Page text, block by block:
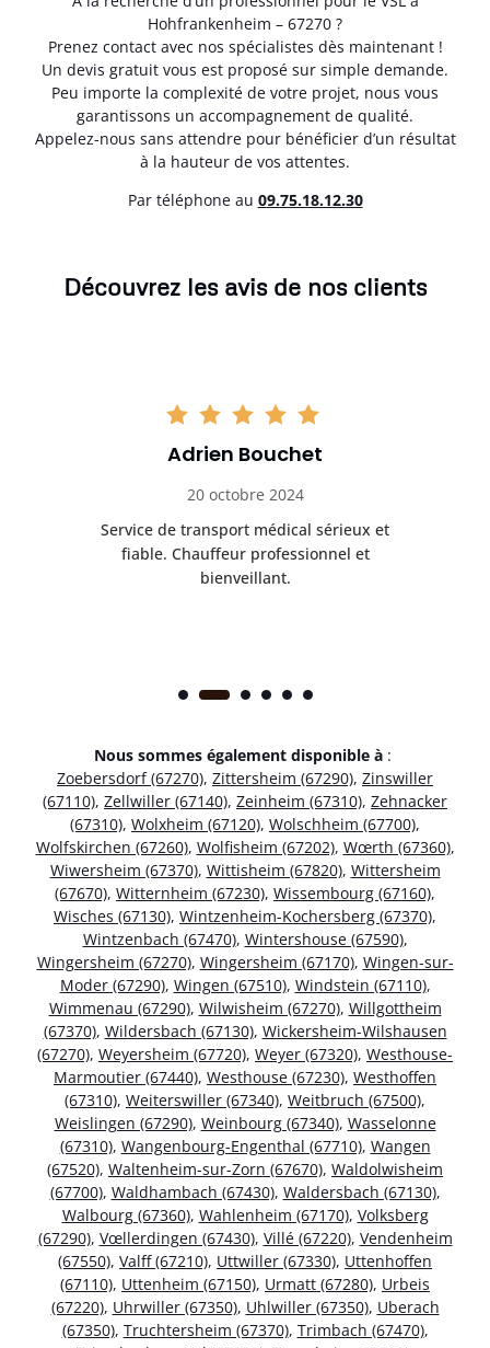
Hohfrankenheim – 67270 ?
Prenez contact avec nos spécialistes dès maintenant !
Un devis gratuit vous est proposé sur simple demande.
Peu importe la complexité de votre projet, nous vous
garantissons un accompagnement de qualité.
Appelez-nous sans attendre pour bénéficier d’un résultat
à la hauteur de vos attentes.
Par téléphone au 09.75.18.12.30
Découvrez les avis de nos clients
Adrien Bouchet
20 octobre 2024
Service de transport médical sérieux et
fiable. Chauffeur professionnel et
bienveillant.
Nous sommes également disponible à :
Zoebersdorf (67270), Zittersheim (67290), Zinswiller
(67110), Zellwiller (67140), Zeinheim (67310), Zehnacker
(67310), Wolxheim (67120), Wolschheim (67700),
Wolfskirchen (67260), Wolfisheim (67202), Wœrth (67360),
Wiwersheim (67370), Wittisheim (67820), Wittersheim
(67670), Witternheim (67230), Wissembourg (67160),
Wisches (67130), Wintzenheim-Kochersberg (67370),
Wintzenbach (67470), Wintershouse (67590),
Wingersheim (67270), Wingersheim (67170), Wingen-sur-
Moder (67290), Wingen (67510), Windstein (67110),
Wimmenau (67290), Wilwisheim (67270), Willgottheim
(67370), Wildersbach (67130), Wickersheim-Wilshausen
(67270), Weyersheim (67720), Weyer (67320), Westhouse-
Marmoutier (67440), Westhouse (67230), Westhoffen
(67310), Weiterswiller (67340), Weitbruch (67500),
Weislingen (67290), Weinbourg (67340), Wasselonne
(67310), Wangenbourg-Engenthal (67710), Wangen
(67520), Waltenheim-sur-Zorn (67670), Waldolwisheim
(67700), Waldhambach (67430), Waldersbach (67130),
Walbourg (67360), Wahlenheim (67170), Volksberg
(67290), Vœllerdingen (67430), Villé (67220), Vendenheim
(67550), Valff (67210), Uttwiller (67330), Uttenhoffen
(67110), Uttenheim (67150), Urmatt (67280), Urbeis
(67220), Uhrwiller (67350), Uhlwiller (67350), Uberach
(67350), Truchtersheim (67370), Trimbach (67470),